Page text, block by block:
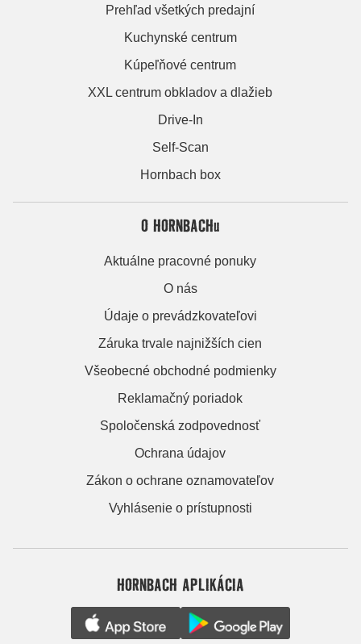
Prehľad všetkých predajní
Kuchynské centrum
Kúpeľňové centrum
XXL centrum obkladov a dlažieb
Drive-In
Self-Scan
Hornbach box
O HORNBACHu
Aktuálne pracovné ponuky
O nás
Údaje o prevádzkovateľovi
Záruka trvale najnižších cien
Všeobecné obchodné podmienky
Reklamačný poriadok
Spoločenská zodpovednosť
Ochrana údajov
Zákon o ochrane oznamovateľov
Vyhlásenie o prístupnosti
HORNBACH APLIKÁCIA